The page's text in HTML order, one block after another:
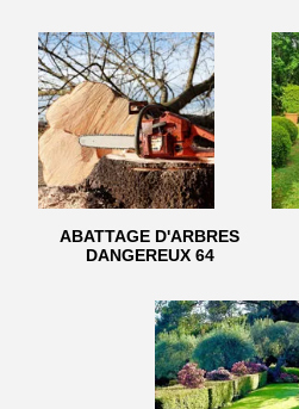
ABATTAGE D'ARBRES
DANGEREUX 64